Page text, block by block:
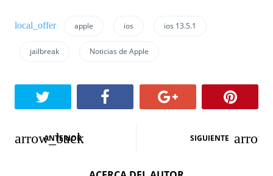
apple ios ios 13.5.1
jailbreak Noticias de Apple
N
ANTERIOR SIGUIENTE